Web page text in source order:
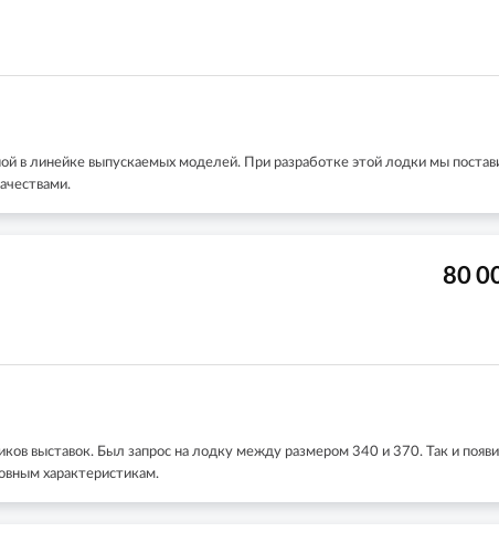
в линейке выпускаемых моделей. При разработке этой лодки мы
выставок. Был запрос на лодку между размером 340 и 370. Так и
характеристикам.
80